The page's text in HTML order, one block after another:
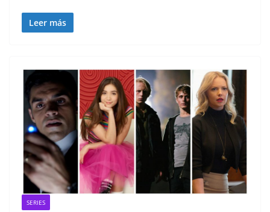
Leer más
SERIES